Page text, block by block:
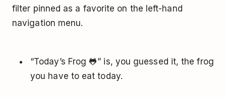
filter pinned as a favorite on the left-hand
navigation menu.
“Today’s Frog 🐸” is, you guessed it, the frog
you have to eat today.